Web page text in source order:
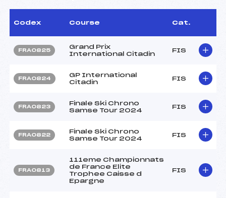
Codex Course Cat.
FRA0825
Grand Prix
International Citadin
FIS
FRA0824
GP International
Citadin
FIS
FRA0823
Finale Ski Chrono
Samse Tour 2024
FIS
FRA0822
Finale Ski Chrono
Samse Tour 2024
FIS
FRA0813
111eme Championnats
de France Elite
Trophee Caisse d
Epargne
FIS